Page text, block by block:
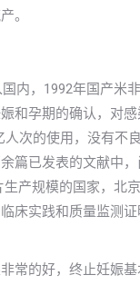
。
内，1992年国产
和孕期的确认，对
次的使用，没有
篇已发表的文献中
产规模的国家，北
床实践和质量监测
常的好，终止妊娠